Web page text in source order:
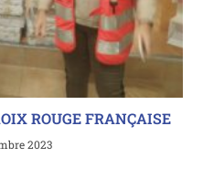
ROUGE FRANÇAISE
2023